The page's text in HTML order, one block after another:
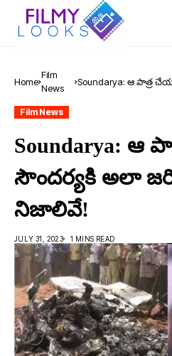
Home
Film
News
Soundarya: ఆ పాత్ర
Film News
Soundarya: ఆ
సౌందర్యకి అలా
నిజాలివే!
JULY 31, 2023 1 MINS READ